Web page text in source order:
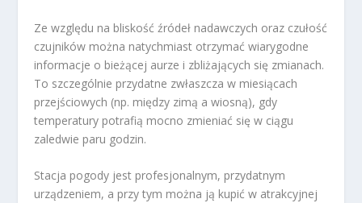
Ze względu na bliskość źródeł nadawczych oraz czułość
czujników można natychmiast otrzymać wiarygodne
informacje o bieżącej aurze i zbliżających się zmianach.
To szczególnie przydatne zwłaszcza w miesiącach
przejściowych (np. między zimą a wiosną), gdy
temperatury potrafią mocno zmieniać się w ciągu
zaledwie paru godzin.
Stacja pogody jest profesjonalnym, przydatnym
urządzeniem, a przy tym można ją kupić w atrakcyjnej